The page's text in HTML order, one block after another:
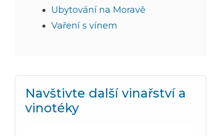
Ubytování na Moravě
Vaření s vínem
Navštivte další vinařství a
vinotéky